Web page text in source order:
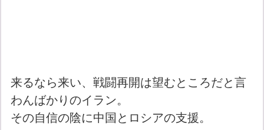
来るなら来い、戦闘再開は望むところだと言
わんばかりのイラン。
その自信の陰に中国とロシアの支援。